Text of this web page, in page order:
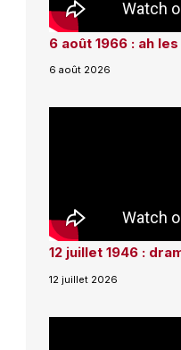
6 août 1966 : ah
6 août 2026
12 juillet 1946 :
12 juillet 2026